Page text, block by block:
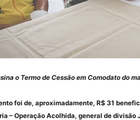
o Termo de Cessão em Comodato do
foi de, aproximadamente, R$ 31
– Operação Acolhida, general de divisão